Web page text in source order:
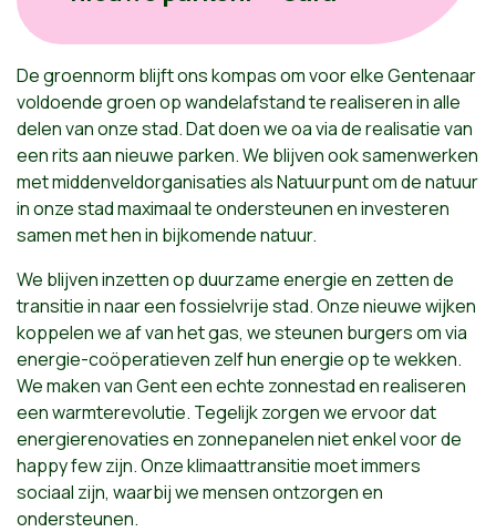
De groennorm blijft ons kompas om voor elke Gentenaar
voldoende groen op wandelafstand te realiseren in alle
delen van onze stad. Dat doen we oa via de realisatie van
een rits aan nieuwe parken. We blijven ook samenwerken
met middenveldorganisaties als Natuurpunt om de natuur
in onze stad maximaal te ondersteunen en investeren
samen met hen in bijkomende natuur.
We blijven inzetten op duurzame energie en zetten de
transitie in naar een fossielvrije stad. Onze nieuwe wijken
koppelen we af van het gas, we steunen burgers om via
energie-coöperatieven zelf hun energie op te wekken.
We maken van Gent een echte zonnestad en realiseren
een warmterevolutie. Tegelijk zorgen we ervoor dat
energierenovaties en zonnepanelen niet enkel voor de
happy few zijn. Onze klimaattransitie moet immers
sociaal zijn, waarbij we mensen ontzorgen en
ondersteunen.